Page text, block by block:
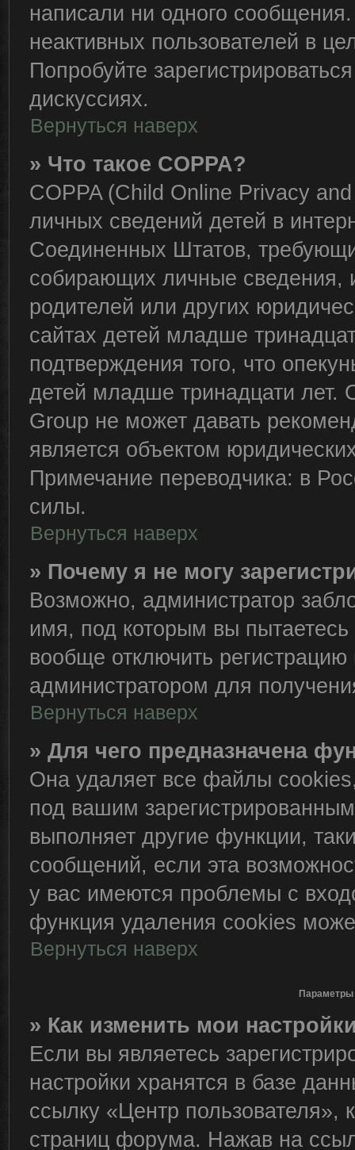
написали ни одного
неактивных пользователей в
Попробуйте
дискуссиях.
Вернуться наверх
» Что такое COPPA?
COPPA (Child Online Privacy
личных сведений детей в
Соединенных Штатов,
собирающих личные сведения,
родителей или других
сайтах детей младше
подтверждения того, что
детей младше тринадцати лет.
Group не может давать
является объектом
Примечание переводчика: в
силы.
Вернуться наверх
» Почему я не могу
Возможно, администратор
имя, под которым вы пытаетесь
вообще отключить
администратором для
Вернуться наверх
» Для чего предназначена
Она удаляет все файлы
под вашим
выполняет другие функции,
сообщений, если эта
у вас имеются проблемы с
функция удаления cookies
Вернуться наверх
Параметры
» Как изменить мои
Если вы являетесь
настройки хранятся в базе
ссылку «Центр пользователя»,
страниц форума. Нажав на